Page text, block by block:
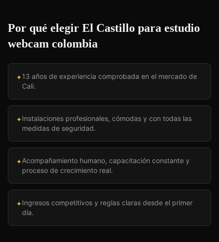
Por qué elegir El Castillo para estudio
webcam colombia
✦13 años de experiencia comprobada en el mercado de
Cali.
✦Instalaciones profesionales, cómodas y con todas las
medidas de seguridad.
✦Acompañamiento humano, capacitación constante y
proceso de crecimiento real.
✦Ingresos competitivos y reglas claras desde el primer
día.